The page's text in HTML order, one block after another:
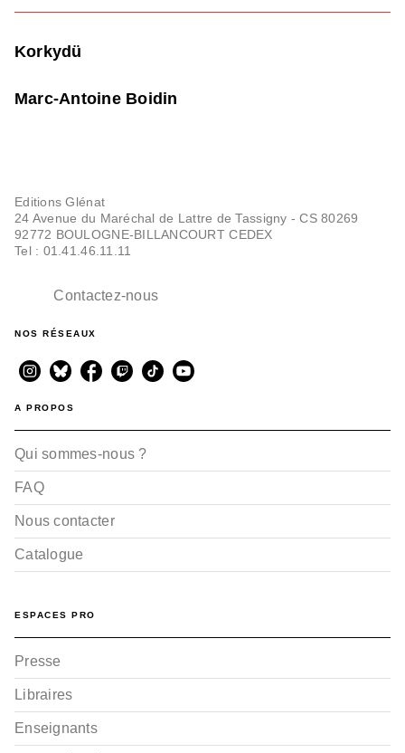
Korkydü
Marc-Antoine Boidin
Editions Glénat
24 Avenue du Maréchal de Lattre de Tassigny - CS 80269
92772 BOULOGNE-BILLANCOURT CEDEX
Tel : 01.41.46.11.11
Contactez-nous
NOS RÉSEAUX
A PROPOS
Qui sommes-nous ?
FAQ
Nous contacter
Catalogue
ESPACES PRO
Presse
Libraires
Enseignants